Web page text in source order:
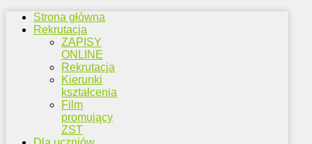
Strona główna
Rekrutacja
ZAPISY
ONLINE
Rekrutacja
Kierunki
kształcenia
Film
promujący
ZST